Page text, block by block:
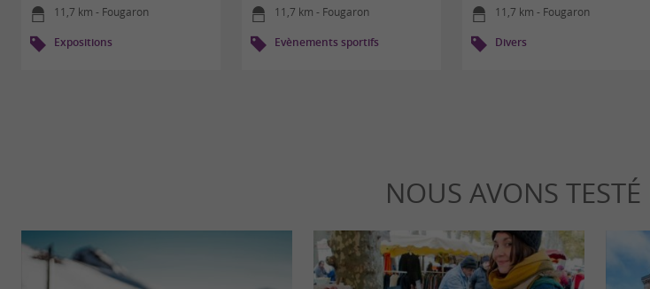
11,7 km - Fougaron
Expositions
11,7 km - Fougaron
Evènements sportifs
11,7 km - Fougaron
Divers
NOUS AVONS TESTÉ